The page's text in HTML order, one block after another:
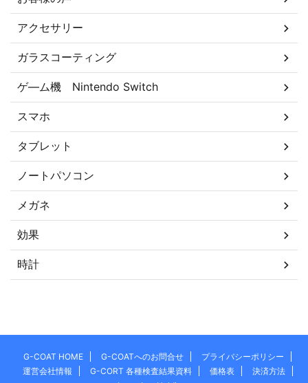
アクセサリー
ガラスコーティング
ゲ―ム機 Nintendo Switch
スマホ
タブレット
ノートパソコン
メガネ
効果
時計
G-COAT HOME G-COATへのお問合せ
プライバシーポリシー
運営会社情報
G-CORT 各種検査結果資料 価格表
決済方法